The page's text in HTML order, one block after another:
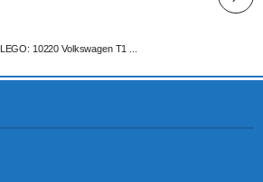
LEGO: 10220 Volkswagen T1 ...